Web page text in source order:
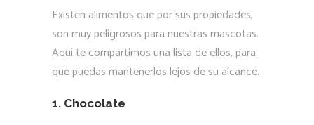
Existen alimentos que por sus propiedades,
son muy peligrosos para nuestras mascotas.
Aquí te compartimos una lista de ellos, para
que puedas mantenerlos lejos de su alcance.
1. Chocolate